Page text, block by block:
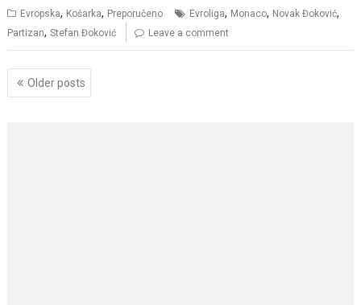
Evropska, Košarka, Preporučeno Evroliga, Monaco, Novak Đoković,
Partizan,Stefan Đoković Leave a comment
Posts
navigation
Older posts